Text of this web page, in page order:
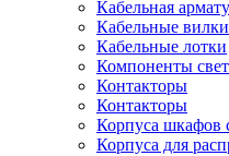
Кабельная
Кабельные
Кабельные лотки
Компоненты
Контакторы
Контакторы
Корпуса шкафов
Корпуса для